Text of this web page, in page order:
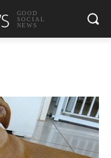
GOOD
SOCIAL
NEWS